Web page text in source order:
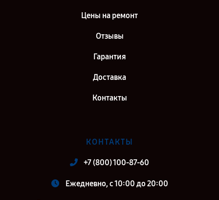
Цены на ремонт
Отзывы
Гарантия
Доставка
Контакты
КОНТАКТЫ
+7 (800) 100-87-60
Ежедневно, с 10:00 до 20:00